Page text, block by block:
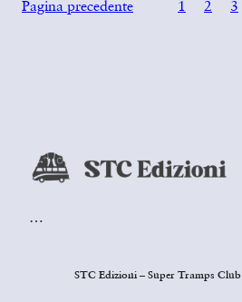
Pagina precedente 1 2 3
…
STC Edizioni – Super Tramps Club